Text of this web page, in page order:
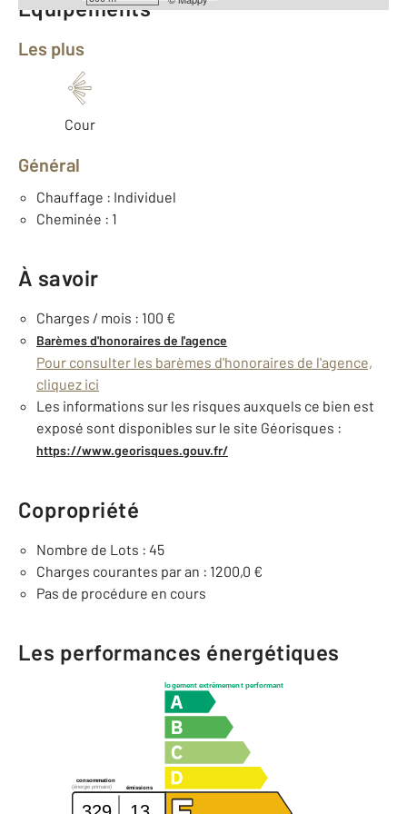
Équipements
Les plus
Cour
Général
Chauffage : Individuel
Cheminée : 1
À savoir
Charges / mois : 100 €
Barèmes d'honoraires de l'agence
Pour consulter les barèmes d'honoraires de l'agence,
cliquez ici
Les informations sur les risques auxquels ce bien est
exposé sont disponibles sur le site Géorisques :
https://www.georisques.gouv.fr/
Copropriété
Nombre de Lots : 45
Charges courantes par an : 1200,0 €
Pas de procédure en cours
Les performances énergétiques
logement extrêmement performant
consommation
émissions
(énergie primaire)